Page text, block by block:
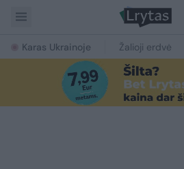
Karas Ukrainoje Žalioji erdvė